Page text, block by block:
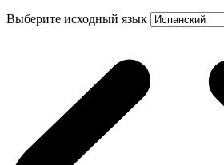
Выберите исходный язык